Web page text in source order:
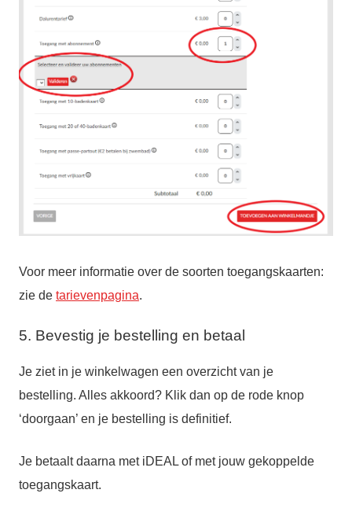
Voor meer informatie over de soorten toegangskaarten:
zie de tarievenpagina.
5. Bevestig je bestelling en betaal
Je ziet in je winkelwagen een overzicht van je
bestelling. Alles akkoord? Klik dan op de rode knop
‘doorgaan’ en je bestelling is definitief.
Je betaalt daarna met iDEAL of met jouw gekoppelde
toegangskaart.